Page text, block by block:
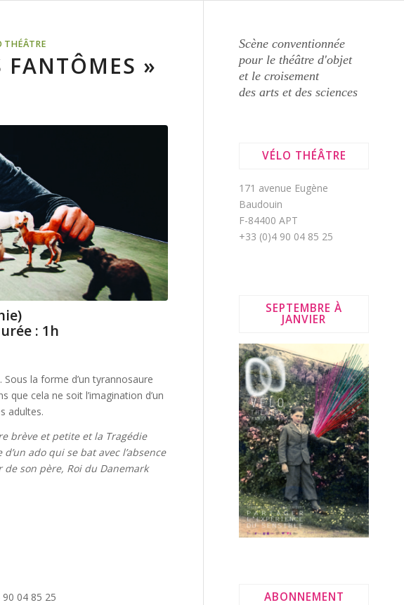
THÉÂTRE
»
: 1h
la forme d’un tyrannosaure
que cela ne soit l’imagination d’un
adultes.
brève et petite et la Tragédie
ado qui se bat avec l’absence
de son père, Roi du Danemark
04 85 25
Scène conventionnée
pour le théâtre d'objet
et le croisement
des arts et des sciences
VÉLO THÉÂTRE
171 avenue Eugène
Baudouin
F-84400 APT
+33 (0)4 90 04 85 25
SEPTEMBRE À
JANVIER
ABONNEMENT